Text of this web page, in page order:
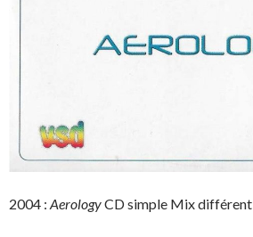
2004 : AerologyCD simple Mix différent